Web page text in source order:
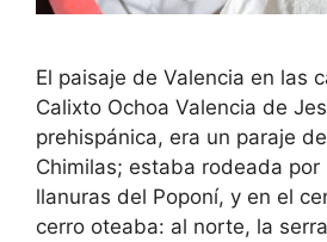
El paisaje de Valencia en las
Calixto Ochoa Valencia de
prehispánica, era un paraje
Chimilas; estaba rodeada
llanuras del Poponí, y en el
cerro oteaba: al norte, la